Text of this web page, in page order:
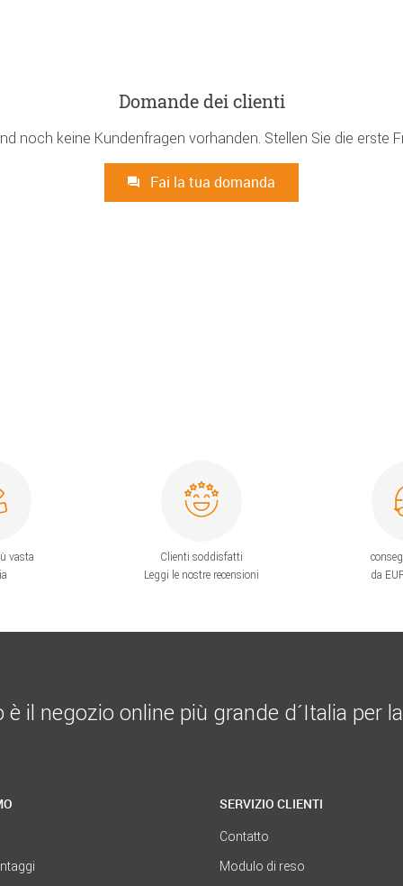
Domande dei clienti
noch keine Kundenfragen vorhanden. Stellen Sie die erste
Fai la tua domanda
vasta
Clienti soddisfatti
Leggi le nostre recensioni
da
il negozio online più grande d´Italia per
SERVIZIO CLIENTI
Contatto
Modulo di reso